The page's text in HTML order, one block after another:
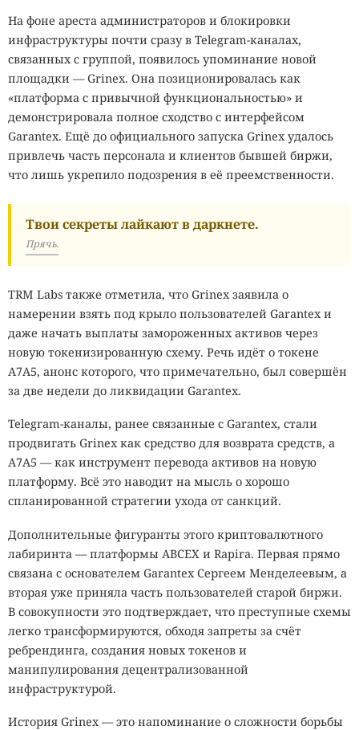
На фоне ареста администраторов и блокировки
инфраструктуры почти сразу в Telegram-каналах,
связанных с группой, появилось упоминание новой
площадки — Grinex. Она позиционировалась как
«платформа с привычной функциональностью» и
демонстрировала полное сходство с интерфейсом
Garantex. Ещё до официального запуска Grinex удалось
привлечь часть персонала и клиентов бывшей биржи,
что лишь укрепило подозрения в её преемственности.
Твои секреты лайкают в даркнете.
Прячь.
TRM Labs также отметила, что Grinex заявила о
намерении взять под крыло пользователей Garantex и
даже начать выплаты замороженных активов через
новую токенизированную схему. Речь идёт о токене
A7A5, анонс которого, что примечательно, был совершён
за две недели до ликвидации Garantex.
Telegram-каналы, ранее связанные с Garantex, стали
продвигать Grinex как средство для возврата средств, а
A7A5 — как инструмент перевода активов на новую
платформу. Всё это наводит на мысль о хорошо
спланированной стратегии ухода от санкций.
Дополнительные фигуранты этого криптовалютного
лабиринта — платформы ABCEX и Rapira. Первая прямо
связана с основателем Garantex Сергеем Менделеевым, а
вторая уже приняла часть пользователей старой биржи.
В совокупности это подтверждает, что преступные схемы
легко трансформируются, обходя запреты за счёт
ребрендинга, создания новых токенов и
манипулирования децентрализованной
инфраструктурой.
История Grinex — это напоминание о сложности борьбы